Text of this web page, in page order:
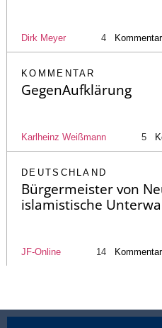
Dirk Meyer 4
KOMMENTAR
GegenAufklärung
Karlheinz Weißmann 5
DEUTSCHLAND
Bürgermeister von
islamistische
JF-Online 14